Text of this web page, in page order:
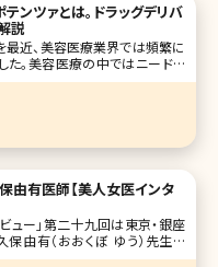
ンツァとは。ドラッグデリバ
説
最近、美容医療業界では頻繁に
た。美容医療の中ではニードル
らい有名になった機械ですが、
、初めて耳にする方も少なくは
由有医師【美人女医インタ
ュー」第二十九回は東京・銀座
保由有（おおくぼ ゆう）先生で
オペ系の症例も豊富、美容に対